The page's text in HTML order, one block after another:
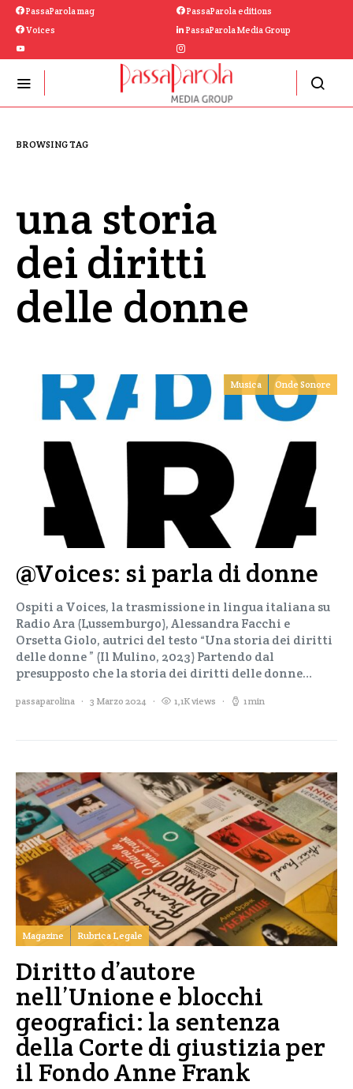
PassaParola mag
PassaParola editions
Voices
PassaParola Media Group
BROWSING TAG
una storia
dei diritti
delle donne
Musica Onde Sonore
@Voices: si parla di donne
Ospiti a Voices, la trasmissione in lingua italiana su
Radio Ara (Lussemburgo), Alessandra Facchi e
Orsetta Giolo, autrici del testo “Una storia dei diritti
delle donne ” (Il Mulino, 2023) Partendo dal
presupposto che la storia dei diritti delle donne…
passaparolina 3 Marzo 2024 1,1K views 1 min
Magazine Rubrica Legale
Diritto d’autore
nell’Unione e blocchi
geografici: la sentenza
della Corte di giustizia per
il Fondo Anne Frank